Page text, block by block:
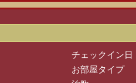
チェックイン日
お部屋タイプ